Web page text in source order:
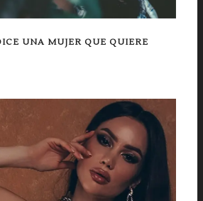
UNA MUJER QUE QUIERE